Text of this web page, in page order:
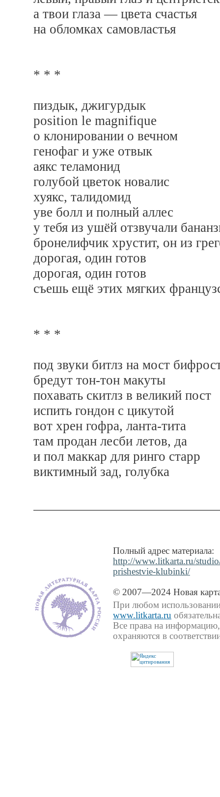
а твои глаза — цвета счастья
на обломках самовластья
* * *
пиздык, джигурдык
position le magnifique
о клонировании о вечном
генофаг и уже отвык
аякс теламонид
голубой цветок новалис
хуякс, талидомид
уве болл и полный аллес
у тебя из ушёй отзвучали
бронелифчик хрустит, он из
дорогая, один готов
дорогая, один готов
съешь ещё этих мягких
* * *
под звуки битлз на мост
бредут тон-тон макуты
похавать скитлз в великий пост
испить гондон с цикутой
вот хрен гофра, ланта-тита
там продан лесби летов, да
и пол маккар для ринго старр
виктимный зад, голубка
Полный адрес материала:
http://www.litkarta.ru/
prishestvie-klubinki/
© 2007—2024 Новая
При любом использовании
www.litkarta.ru
Все права на
охраняются в